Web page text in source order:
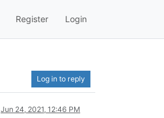
Register Login
Log in to reply
Jun 24, 2021, 12:46 PM